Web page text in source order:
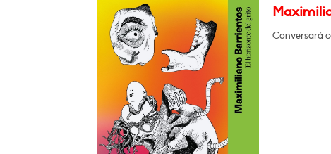
Conversará